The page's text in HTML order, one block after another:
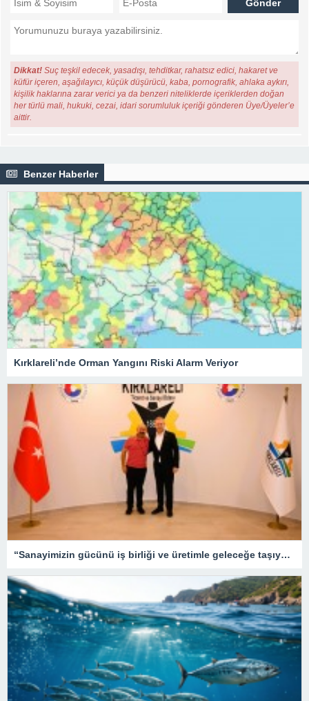
Dikkat! Suç teşkil edecek, yasadışı, tehditkar, rahatsız edici, hakaret ve
küfür içeren, aşağılayıcı, küçük düşürücü, kaba, pornografik, ahlaka aykırı,
kişilik haklarına zarar verici ya da benzeri niteliklerde içeriklerden doğan
her türlü mali, hukuki, cezai, idari sorumluluk içeriği gönderen Üye/Üyeler’e
aittir.
Benzer Haberler
Kırklareli’nde Orman Yangını Riski Alarm Veriyor
“Sanayimizin gücünü iş birliği ve üretimle geleceğe taşıyoruz”